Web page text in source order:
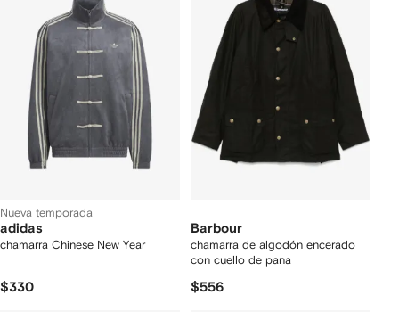
Nueva temporada
adidas
chamarra Chinese New Year
$330
Barbour
chamarra de algodón encerado
con cuello de pana
$556